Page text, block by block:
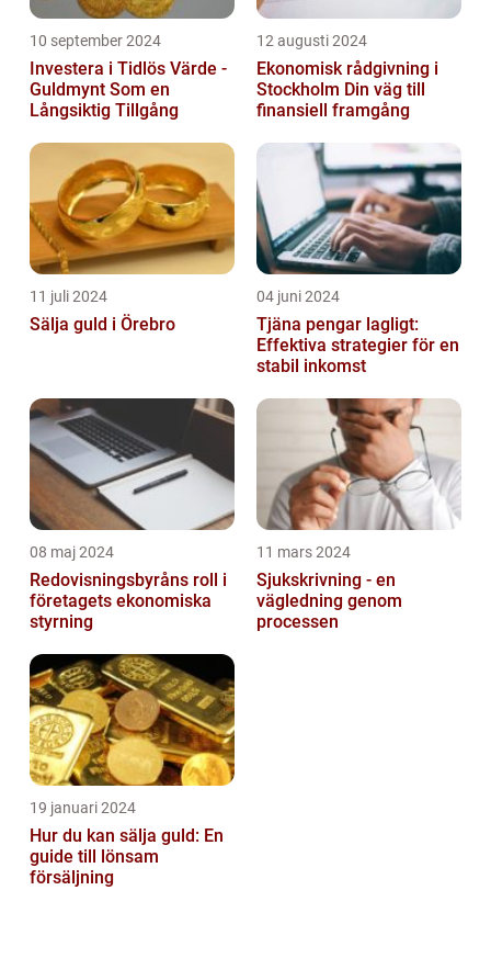
10 september 2024
Investera i Tidlös Värde -
Guldmynt Som en
Långsiktig Tillgång
12 augusti 2024
Ekonomisk rådgivning i
Stockholm Din väg till
finansiell framgång
11 juli 2024
Sälja guld i Örebro
04 juni 2024
Tjäna pengar lagligt:
Effektiva strategier för en
stabil inkomst
08 maj 2024
Redovisningsbyråns roll i
företagets ekonomiska
styrning
11 mars 2024
Sjukskrivning - en
vägledning genom
processen
19 januari 2024
Hur du kan sälja guld: En
guide till lönsam
försäljning